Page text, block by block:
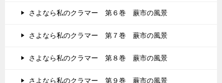
さよなら私のクラマー 第６巻 蕨市の風景
さよなら私のクラマー 第７巻 蕨市の風景
さよなら私のクラマー 第８巻 蕨市の風景
さよなら私のクラマー 第９巻 蕨市の風景